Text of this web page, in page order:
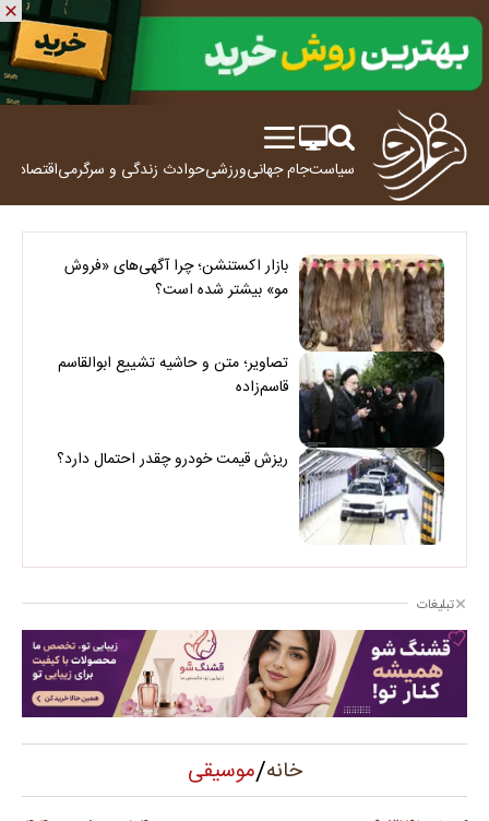
سیاستجام جهانیورزشیحوادث زندگی و سرگرمیاقتصاد
بازار اکستنشن؛ چرا آگهی‌های «فروش
مو» بیشتر شده است؟
تصاویر؛ متن و حاشیه تشییع ابوالقاسم
قاسم‌زاده
ریزش قیمت خودرو چقدر احتمال دارد؟
تبلیغات
خانه/موسیقی